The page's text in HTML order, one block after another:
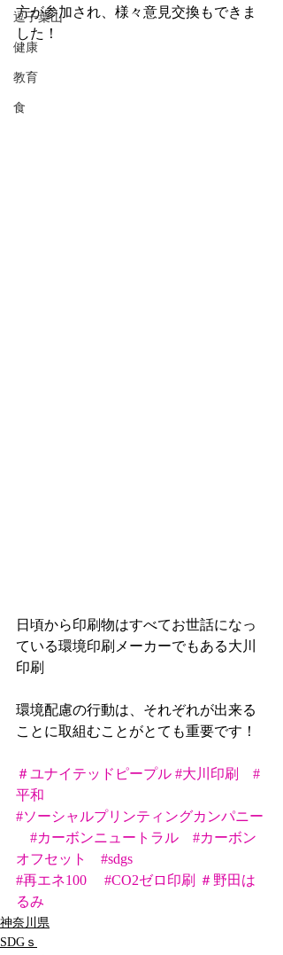
逗子葉山
健康
教育
食
方が参加され、様々意見交換もできま
した！
日頃から印刷物はすべてお世話になっ
ている環境印刷メーカーでもある大川
印刷
環境配慮の行動は、それぞれが出来る
ことに取組むことがとても重要です！
＃ユナイテッドピープル #大川印刷
#
平和
#ソーシャルプリンティングカンパニー
#カーボンニュートラル
#カーボン
オフセット
#sdgs
#再エネ100
#CO2ゼロ印刷 ＃野田は
るみ
神奈川県
SDGｓ